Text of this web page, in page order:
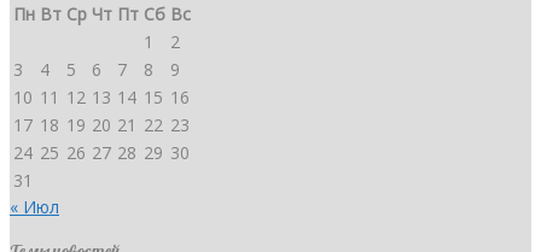
Пн Вт Ср Чт Пт Сб Вс
1
2
3
4 5 6 7 8
9
10 11 12 13 14 15 16
17 18 19 20 21 22 23
24 25 26 27 28 29 30
31
« Июл